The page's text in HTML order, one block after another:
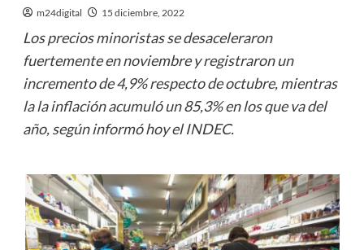
m24digital 15 diciembre, 2022
Los precios minoristas se desaceleraron
fuertemente en noviembre y registraron un
incremento de 4,9% respecto de octubre, mientras
la la inflación acumuló un 85,3% en los que va del
año, según informó hoy el INDEC.